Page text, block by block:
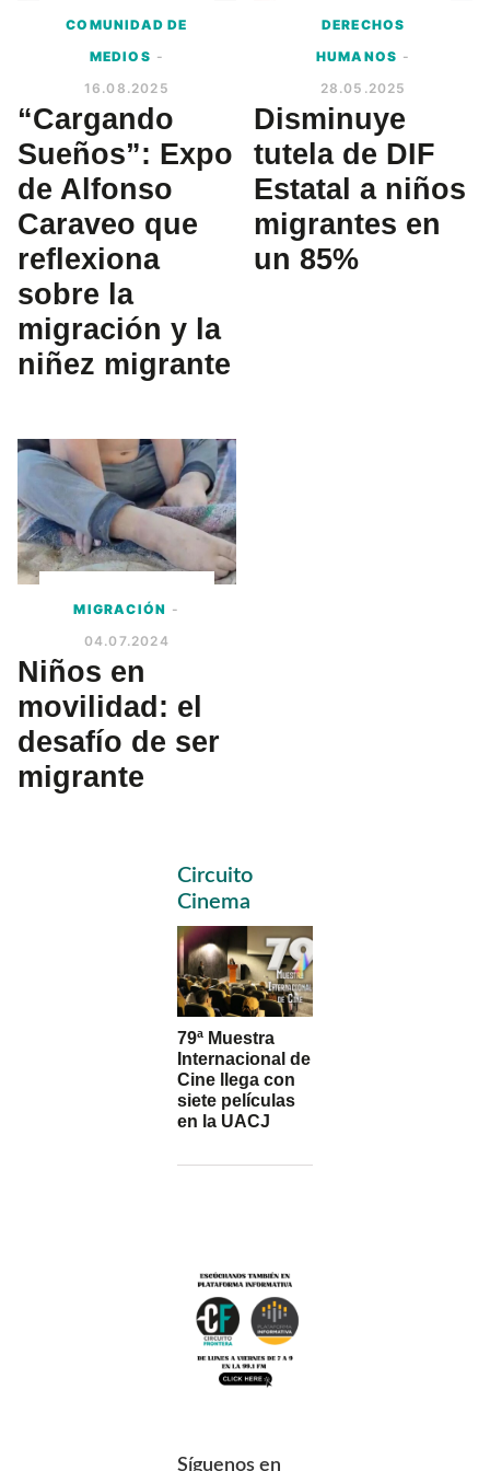
COMUNIDAD DE
MEDIOS -
16.08.2025
“Cargando
Sueños”: Expo
de Alfonso
Caraveo que
reflexiona
sobre la
migración y la
niñez migrante
DERECHOS
HUMANOS -
28.05.2025
Disminuye
tutela de DIF
Estatal a niños
migrantes en
un 85%
MIGRACIÓN -
04.07.2024
Niños en
movilidad: el
desafío de ser
migrante
Primary
Sidebar
Circuito
Cinema
79ª Muestra
Internacional de
Cine llega con
siete películas
en la UACJ
Síguenos en